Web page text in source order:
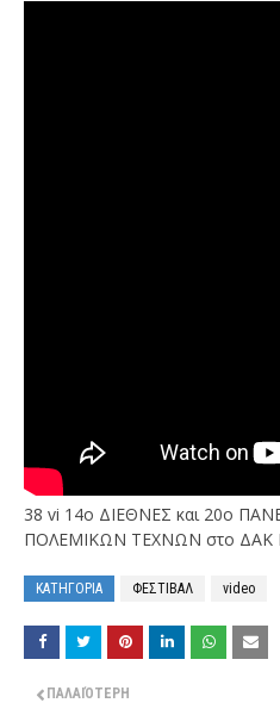
38 vi 14ο ΔΙΕΘΝΕΣ και 20ο
ΠΟΛΕΜΙΚΩΝ ΤΕΧΝΩΝ στο ΔΑΚ
ΚΑΤΗΓΟΡΙΑ ΦΕΣΤΙΒΑΛ video
ΠΑΛΑΙΌΤΕΡΗ